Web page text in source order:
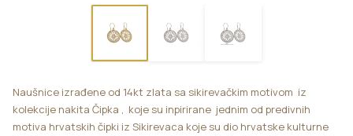
Naušnice izrađene od 14kt zlata sa sikirevačkim motivom iz
kolekcije nakita Čipka , koje su inpirirane jednim od predivnih
motiva hrvatskih čipki iz Sikirevaca koje su dio hrvatske kulturne